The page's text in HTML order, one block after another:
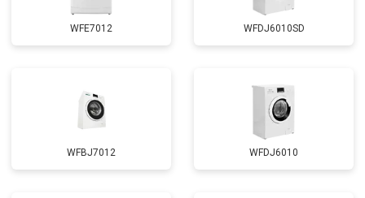
WFE7012 WFDJ6010SD
WFBJ7012 WFDJ6010